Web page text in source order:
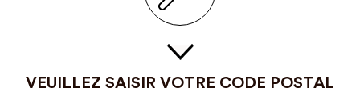
VEUILLEZ SAISIR VOTRE CODE POSTAL